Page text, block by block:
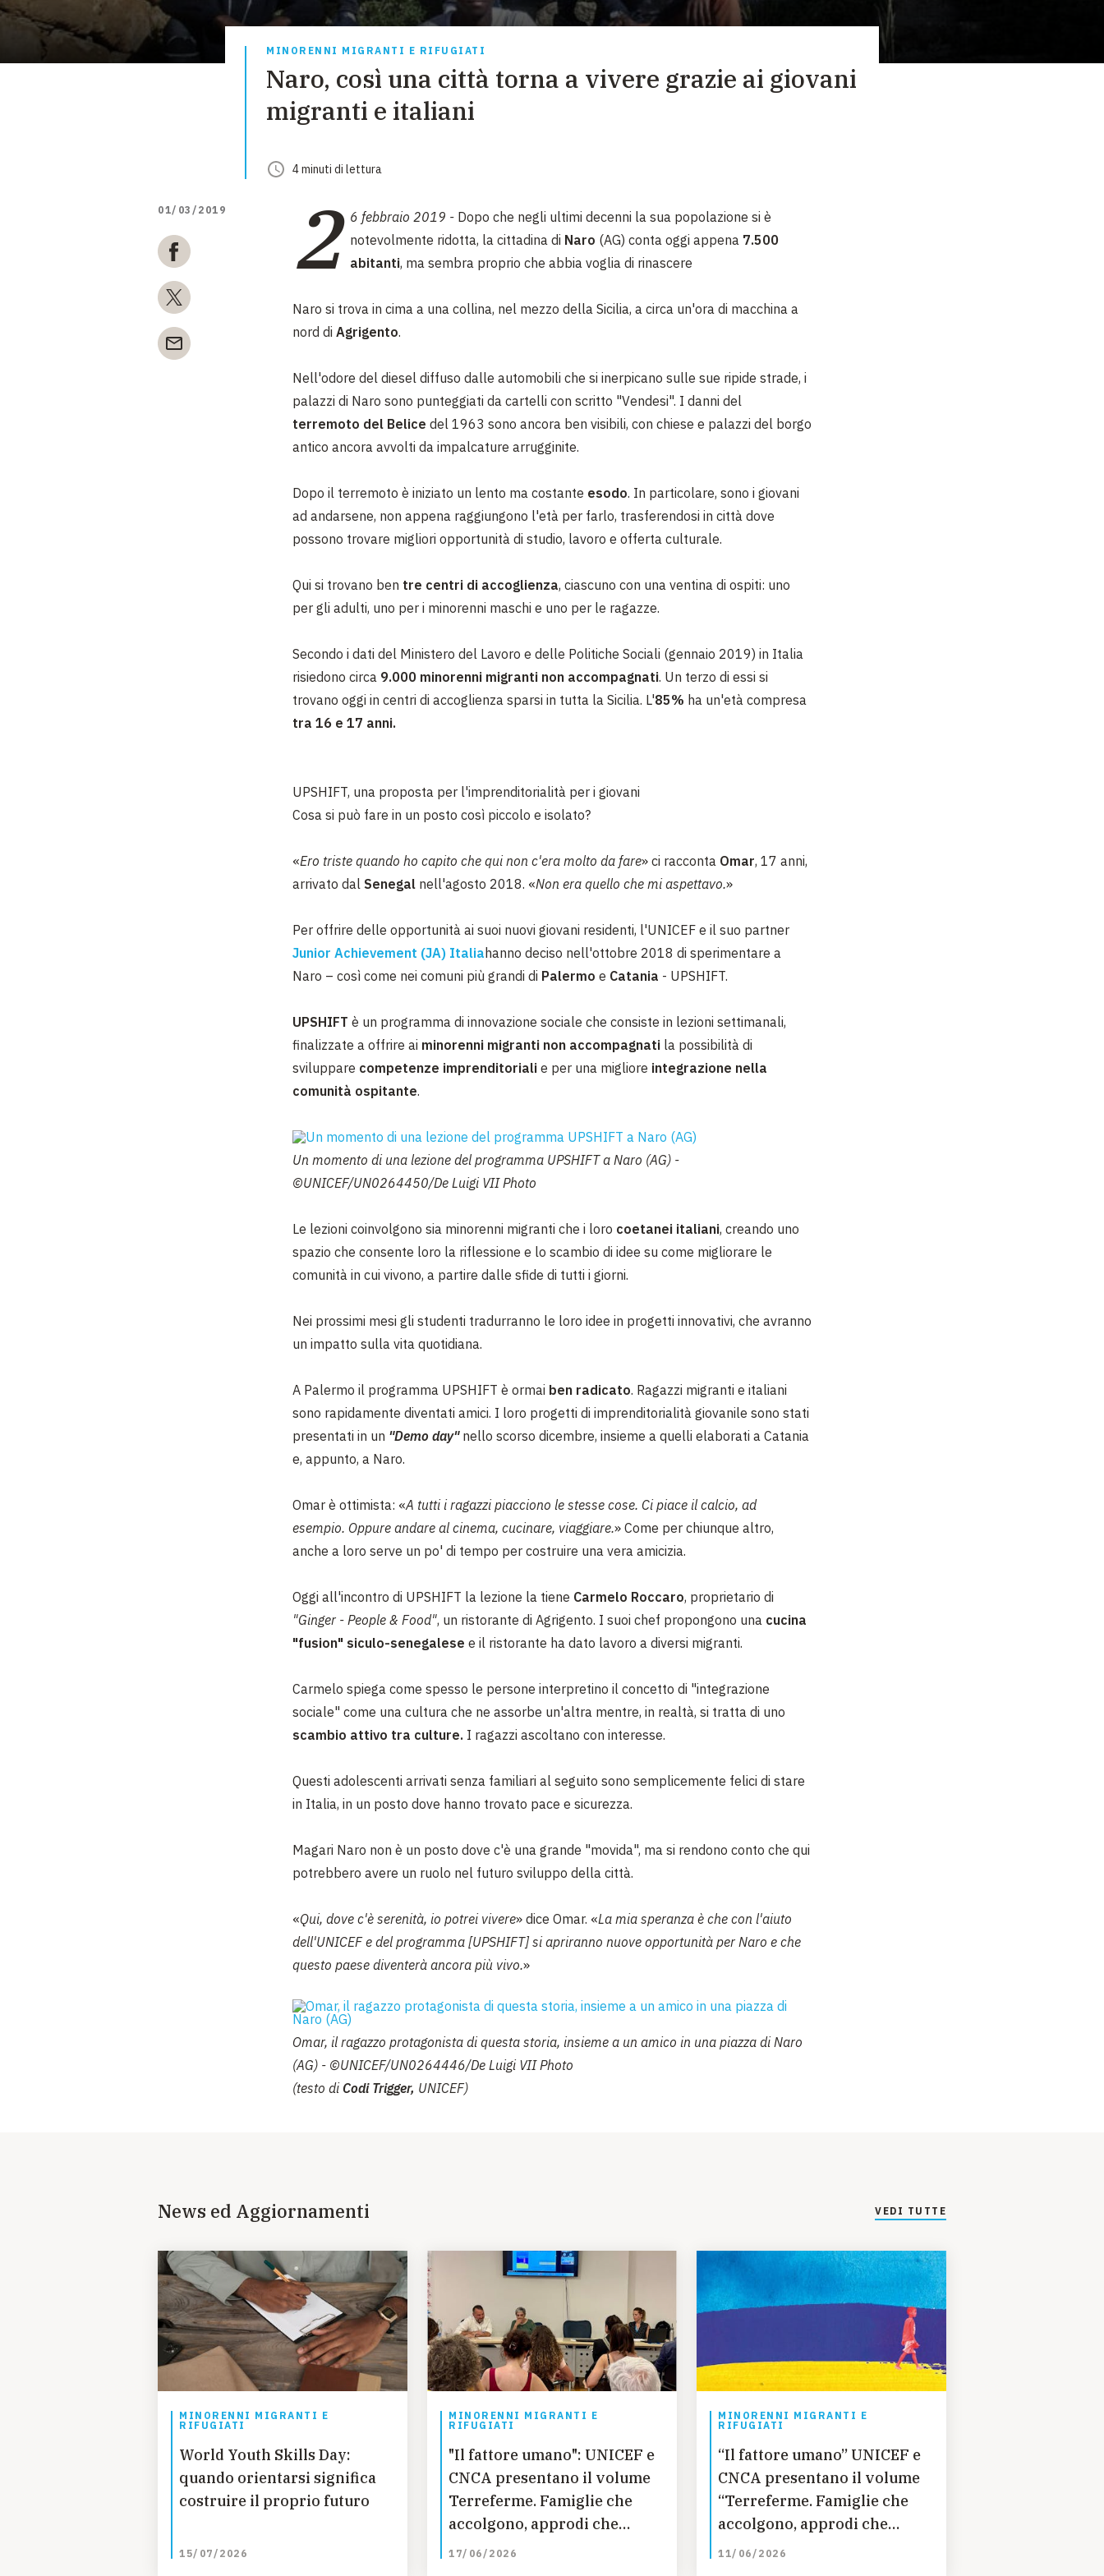
EMERGENZE
DIVERSI MODI PER DONARE. SCEGLI IL PIÙ
MINORENNI MIGRANTI E RIFUGIATI
Naro, così una città torna a vivere grazie ai giovani
migranti e italiani
4minuti di lettura
01/03/2019 2 6 febbraio 2019 - Dopo che negli ultimi decenni la sua popolazione si è
notevolmente ridotta, la cittadina di Naro (AG) conta oggi appena 7.500
abitanti, ma sembra proprio che abbia voglia di rinascere
Naro si trova in cima a una collina, nel mezzo della Sicilia, a circa un'ora di macchina a
nord di Agrigento.
Nell'odore del diesel diffuso dalle automobili che si inerpicano sulle sue ripide strade, i
palazzi di Naro sono punteggiati da cartelli con scritto "Vendesi". I danni del
terremoto del Belice del 1963 sono ancora ben visibili, con chiese e palazzi del borgo
antico ancora avvolti da impalcature arrugginite.
Dopo il terremoto è iniziato un lento ma costante esodo. In particolare, sono i giovani
ad andarsene, non appena raggiungono l'età per farlo, trasferendosi in città dove
possono trovare migliori opportunità di studio, lavoro e offerta culturale.
Qui si trovano ben tre centri di accoglienza, ciascuno con una ventina di ospiti: uno
per gli adulti, uno per i minorenni maschi e uno per le ragazze.
Secondo i dati del Ministero del Lavoro e delle Politiche Sociali (gennaio 2019) in Italia
risiedono circa 9.000 minorenni migranti non accompagnati. Un terzo di essi si
trovano oggi in centri di accoglienza sparsi in tutta la Sicilia. L'85% ha un'età compresa
tra 16 e 17 anni.
UPSHIFT, una proposta per l'imprenditorialità per i giovani
Cosa si può fare in un posto così piccolo e isolato?
«Ero triste quando ho capito che qui non c'era molto da fare» ci racconta Omar, 17 anni,
arrivato dal Senegal nell'agosto 2018. «Non era quello che mi aspettavo.»
Per offrire delle opportunità ai suoi nuovi giovani residenti, l'UNICEF e il suo partner
Junior Achievement (JA) Italia hanno deciso nell'ottobre 2018 di sperimentare a
Naro – così come nei comuni più grandi di Palermo e Catania - UPSHIFT.
UPSHIFT è un programma di innovazione sociale che consiste in lezioni settimanali,
finalizzate a offrire ai minorenni migranti non accompagnati la possibilità di
sviluppare competenze imprenditoriali e per una migliore integrazione nella
comunità ospitante.
Un momento di una lezione del programma UPSHIFT a Naro (AG) -
©UNICEF/UN0264450/De Luigi VII Photo
Le lezioni coinvolgono sia minorenni migranti che i loro coetanei italiani, creando uno
spazio che consente loro la riflessione e lo scambio di idee su come migliorare le
comunità in cui vivono, a partire dalle sfide di tutti i giorni.
Nei prossimi mesi gli studenti tradurranno le loro idee in progetti innovativi, che avranno
un impatto sulla vita quotidiana.
A Palermo il programma UPSHIFT è ormai ben radicato. Ragazzi migranti e italiani
sono rapidamente diventati amici. I loro progetti di imprenditorialità giovanile sono stati
presentati in un "Demo day"nello scorso dicembre, insieme a quelli elaborati a Catania
e, appunto, a Naro.
Omar è ottimista: «A tutti i ragazzi piacciono le stesse cose. Ci piace il calcio, ad
esempio. Oppure andare al cinema, cucinare, viaggiare.» Come per chiunque altro,
anche a loro serve un po' di tempo per costruire una vera amicizia.
Oggi all'incontro di UPSHIFT la lezione la tiene Carmelo Roccaro, proprietario di
"Ginger - People & Food", un ristorante di Agrigento. I suoi chef propongono una cucina
"fusion" siculo-senegalese e il ristorante ha dato lavoro a diversi migranti.
Carmelo spiega come spesso le persone interpretino il concetto di "integrazione
sociale" come una cultura che ne assorbe un'altra mentre, in realtà, si tratta di uno
scambio attivo tra culture. I ragazzi ascoltano con interesse.
Questi adolescenti arrivati senza familiari al seguito sono semplicemente felici di stare
in Italia, in un posto dove hanno trovato pace e sicurezza.
Magari Naro non è un posto dove c'è una grande "movida", ma si rendono conto che qui
potrebbero avere un ruolo nel futuro sviluppo della città.
«Qui, dove c'è serenità, io potrei vivere» dice Omar. «La mia speranza è che con l'aiuto
dell'UNICEF e del programma [UPSHIFT] si apriranno nuove opportunità per Naro e che
questo paese diventerà ancora più vivo.»
Omar, il ragazzo protagonista di questa storia, insieme a un amico in una piazza di Naro
(AG) - ©UNICEF/UN0264446/De Luigi VII Photo
(testo di Codi Trigger, UNICEF)
News ed Aggiornamenti VEDI TUTTE
MINORENNI MIGRANTI E
RIFUGIATI
World Youth Skills Day:
quando orientarsi significa
costruire il proprio futuro
15/07/2026
MINORENNI MIGRANTI E
RIFUGIATI
"Il fattore umano": UNICEF e
CNCA presentano il volume
Terreferme. Famiglie che
accolgono, approdi che
curano
17/06/2026
MINORENNI MIGRANTI E
RIFUGIATI
“Il fattore umano” UNICEF e
CNCA presentano il volume
“Terreferme. Famiglie che
accolgono, approdi che
curano”
11/06/2026